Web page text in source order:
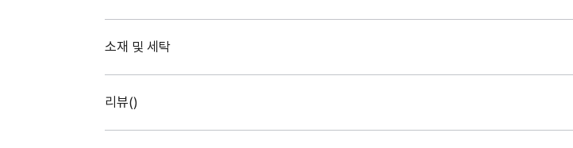
소재 및 세탁
리뷰()